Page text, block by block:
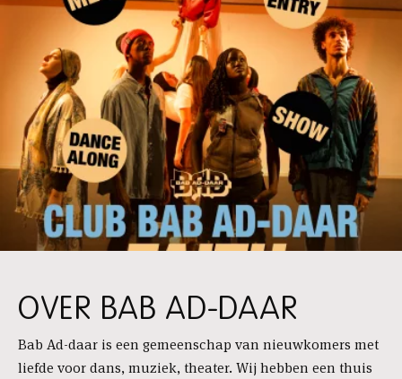
OVER BAB AD-DAAR
Bab Ad-daar is een gemeenschap van nieuwkomers met
liefde voor dans, muziek, theater. Wij hebben een thuis